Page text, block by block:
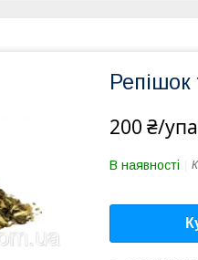
200 ₴/
В наявності